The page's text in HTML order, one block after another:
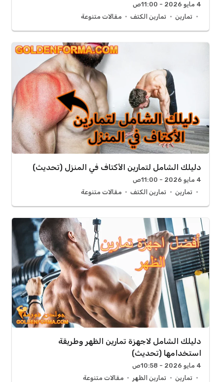
4 مايو 2026 - 11:00ص
تمارين
تمارين الكتف مقالات متنوعة
دليلك الشامل لتمارين الأكتاف في المنزل (تحديث)
4 مايو 2026 - 11:00ص
تمارين
تمارين الكتف مقالات متنوعة
دليلك الشامل لاجهزة تمارين الظهر وطريقة
استخدامها (تحديث)
4 مايو 2026 - 10:58ص
تمارين
تمارين الظهر مقالات متنوعة